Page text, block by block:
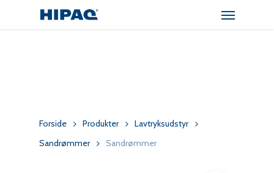
Menu
Forside Produkter
Lavtryksudstyr
Sandrømmer
Sandrømmer